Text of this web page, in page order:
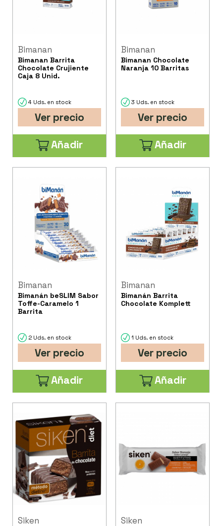
Bimanan
Bimanan Barrita
Chocolate Crujiente
Caja 8 Unid.
4 Uds. en stock
Ver precio
Añadir
Bimanan
Bimanan Chocolate
Naranja 10 Barritas
3 Uds. en stock
Ver precio
Añadir
Bimanan
Bimanán beSLIM Sabor
Toffe-Caramelo 1
Barrita
2 Uds. en stock
Ver precio
Añadir
Bimanan
Bimanán Barrita
Chocolate Komplett
1 Uds. en stock
Ver precio
Añadir
Siken Siken